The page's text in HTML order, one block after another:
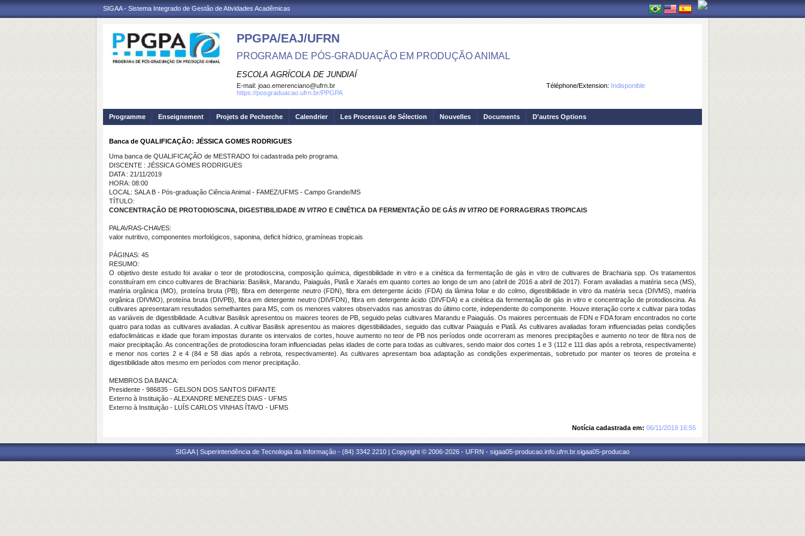
SIGAA - Sistema Integrado de Gestão de Atividades Acadêmicas
PPGPA/EAJ/UFRN
PROGRAMA DE PÓS-GRADUAÇÃO EM PRODUÇÃO ANIMAL
ESCOLA AGRÍCOLA DE JUNDIAÍ
Téléphone/Extension: Indisponible
E-mail: joao.emerenciano@ufrn.br
https://posgraduacao.ufrn.br/PPGPA
Programme Enseignement Projets de Pecherche Calendrier Les Processus de Sélection Nouvelles Documents D'autres Options
Banca de QUALIFICAÇÃO: JÉSSICA GOMES RODRIGUES
Uma banca de QUALIFICAÇÃO de MESTRADO foi cadastrada pelo programa.
DISCENTE : JÉSSICA GOMES RODRIGUES
DATA : 21/11/2019
HORA: 08:00
LOCAL: SALA B - Pós-graduação Ciência Animal - FAMEZ/UFMS - Campo Grande/MS
TÍTULO:
CONCENTRAÇÃO DE PROTODIOSCINA, DIGESTIBILIDADE IN VITRO E CINÉTICA DA FERMENTAÇÃO DE GÁS IN VITRO DE FORRAGEIRAS TROPICAIS
PALAVRAS-CHAVES:
valor nutritivo, componentes morfológicos, saponina, deficit hídrico, gramíneas tropicais
PÁGINAS: 45
RESUMO:
O objetivo deste estudo foi avaliar o teor de protodioscina, composição química, digestibilidade in vitro e a cinética da fermentação de gás in vitro de cultivares de Brachiaria spp. Os tratamentos
constituíram em cinco cultivares de Brachiaria: Basilisk, Marandu, Paiaguás, Piatã e Xaraés em quanto cortes ao longo de um ano (abril de 2016 a abril de 2017). Foram avaliadas a matéria seca (MS),
matéria orgânica (MO), proteína bruta (PB), fibra em detergente neutro (FDN), fibra em detergente ácido (FDA) da lâmina foliar e do colmo, digestibilidade in vitro da matéria seca (DIVMS), matéria
orgânica (DIVMO), proteína bruta (DIVPB), fibra em detergente neutro (DIVFDN), fibra em detergente ácido (DIVFDA) e a cinética da fermentação de gás in vitro e concentração de protodioscina. As
cultivares apresentaram resultados semelhantes para MS, com os menores valores observados nas amostras do último corte, independente do componente. Houve interação corte x cultivar para todas
as variáveis de digestibilidade. A cultivar Basilisk apresentou os maiores teores de PB, seguido pelas cultivares Marandu e Paiaguás. Os maiores percentuais de FDN e FDA foram encontrados no corte
quatro para todas as cultivares avaliadas. A cultivar Basilisk apresentou as maiores digestibilidades, seguido das cultivar Paiaguás e Piatã. As cultivares avaliadas foram influenciadas pelas condições
edafoclimáticas e idade que foram impostas durante os intervalos de cortes, houve aumento no teor de PB nos períodos onde ocorreram as menores precipitações e aumento no teor de fibra nos de
maior precipitação. As concentrações de protodioscina foram influenciadas pelas idades de corte para todas as cultivares, sendo maior dos cortes 1 e 3 (112 e 111 dias após a rebrota, respectivamente)
e menor nos cortes 2 e 4 (84 e 58 dias após a rebrota, respectivamente). As cultivares apresentam boa adaptação as condições experimentais, sobretudo por manter os teores de proteína e
digestibilidade altos mesmo em períodos com menor precipitação.
MEMBROS DA BANCA:
Presidente - 986835 - GELSON DOS SANTOS DIFANTE
Externo à Instituição - ALEXANDRE MENEZES DIAS - UFMS
Externo à Instituição - LUÍS CARLOS VINHAS ÍTAVO - UFMS
Notícia cadastrada em: 06/11/2019 16:55
SIGAA | Superintendência de Tecnologia da Informação - (84) 3342 2210 | Copyright © 2006-2026 - UFRN - sigaa05-producao.info.ufrn.br.sigaa05-producao